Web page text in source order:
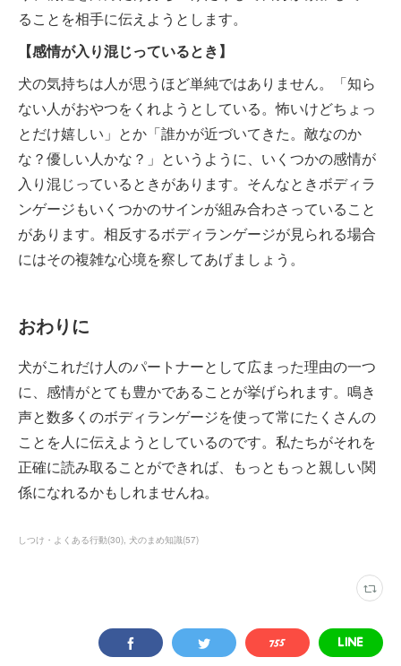
ることを相手に伝えようとします。
【感情が入り混じっているとき】
犬の気持ちは人が思うほど単純ではありません。「知ら
ない人がおやつをくれようとしている。怖いけどちょっ
とだけ嬉しい」とか「誰かが近づいてきた。敵なのか
な？優しい人かな？」というように、いくつかの感情が
入り混じっているときがあります。そんなときボディラ
ンゲージもいくつかのサインが組み合わさっていること
があります。相反するボディランゲージが見られる場合
にはその複雑な心境を察してあげましょう。
おわりに
犬がこれだけ人のパートナーとして広まった理由の一つ
に、感情がとても豊かであることが挙げられます。鳴き
声と数多くのボディランゲージを使って常にたくさんの
ことを人に伝えようとしているのです。私たちがそれを
正確に読み取ることができれば、もっともっと親しい関
係になれるかもしれませんね。
しつけ・よくある行動(30) 犬のまめ知識(57)